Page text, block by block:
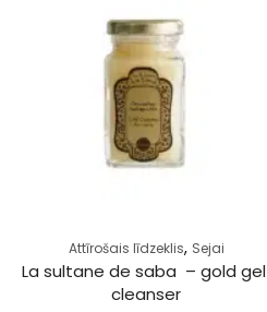
Attīrošais līdzeklis, Sejai
La sultane de saba  – gold gel
cleanser